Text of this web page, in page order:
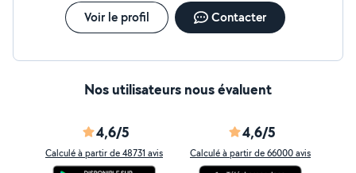
Voir le profil Contacter
Nos utilisateurs nous évaluent
4,6/5
Calculé à partir de 48731 avis
4,6/5
Calculé à partir de 66000 avis